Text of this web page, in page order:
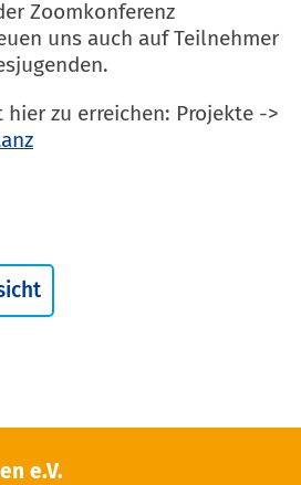
Zoomkonferenz
uns auch auf Teilnehmer
hier zu erreichen: Projekte ->
e.V.